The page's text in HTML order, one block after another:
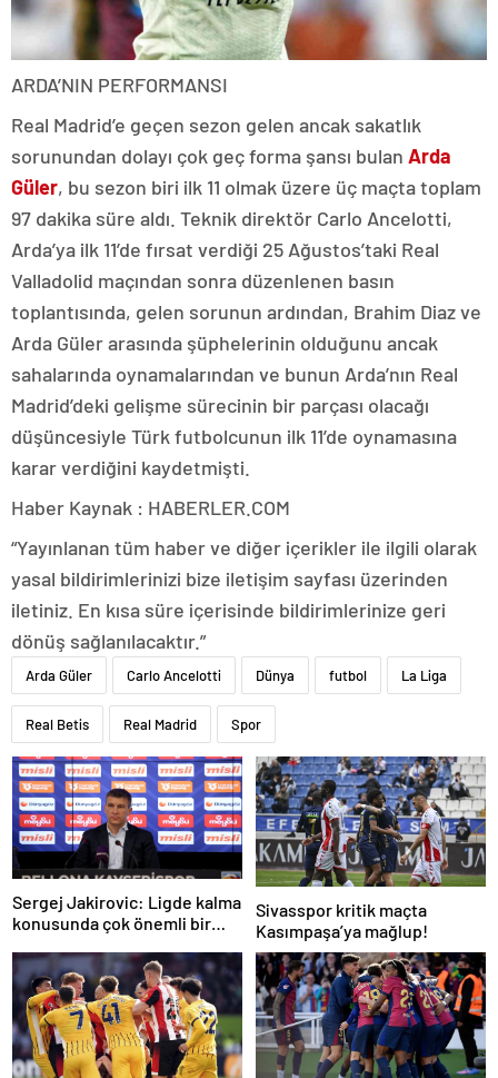
ARDA’NIN PERFORMANSI
Real Madrid’e geçen sezon gelen ancak sakatlık
sorunundan dolayı çok geç forma şansı bulan Arda
Güler, bu sezon biri ilk 11 olmak üzere üç maçta toplam
97 dakika süre aldı. Teknik direktör Carlo Ancelotti,
Arda’ya ilk 11’de fırsat verdiği 25 Ağustos’taki Real
Valladolid maçından sonra düzenlenen basın
toplantısında, gelen sorunun ardından, Brahim Diaz ve
Arda Güler arasında şüphelerinin olduğunu ancak
sahalarında oynamalarından ve bunun Arda’nın Real
Madrid’deki gelişme sürecinin bir parçası olacağı
düşüncesiyle Türk futbolcunun ilk 11’de oynamasına
karar verdiğini kaydetmişti.
Haber Kaynak : HABERLER.COM
“Yayınlanan tüm haber ve diğer içerikler ile ilgili olarak
yasal bildirimlerinizi bize iletişim sayfası üzerinden
iletiniz. En kısa süre içerisinde bildirimlerinize geri
dönüş sağlanılacaktır.”
Arda Güler Carlo Ancelotti Dünya futbol La Liga
Real Betis Real Madrid Spor
Sergej Jakirovic: Ligde kalma
konusunda çok önemli bir
Sivasspor kritik maçta
Kasımpaşa’ya mağlup!